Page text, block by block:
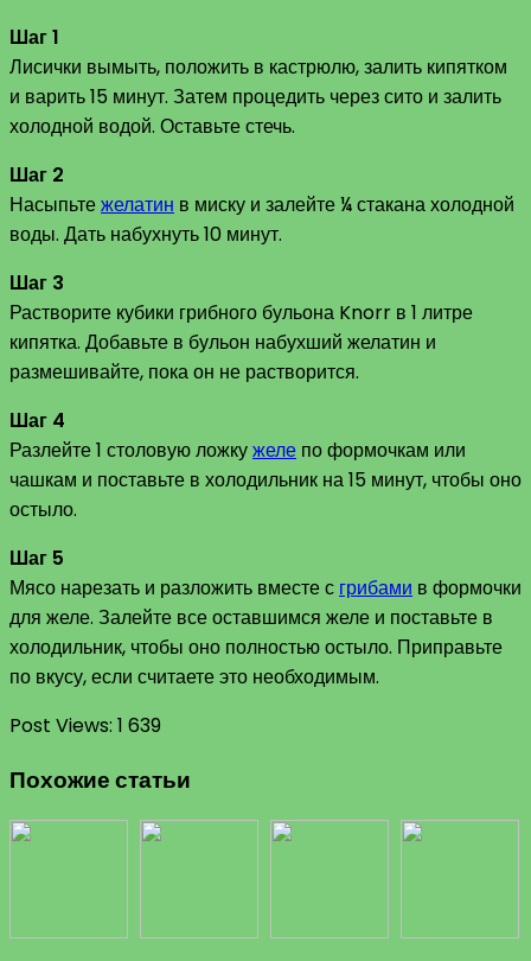
Шаг 1
Лисички вымыть, положить в кастрюлю, залить кипятком
и варить 15 минут. Затем процедить через сито и залить
холодной водой. Оставьте стечь.
Шаг 2
Насыпьтежелатин в миску и залейте ¼ стакана холодной
воды. Дать набухнуть 10 минут.
Шаг 3
Растворите кубики грибного бульона Knorr в 1 литре
кипятка. Добавьте в бульон набухший желатин и
размешивайте, пока он не растворится.
Шаг 4
Разлейте 1 столовую ложкужеле по формочкам или
чашкам и поставьте в холодильник на 15 минут, чтобы оно
остыло.
Шаг 5
Мясо нарезать и разложить вместе с грибами в формочки
для желе. Залейте все оставшимся желе и поставьте в
холодильник, чтобы оно полностью остыло. Приправьте
по вкусу, если считаете это необходимым.
Post Views: 1 639
Похожие статьи